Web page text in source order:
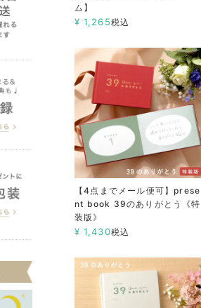
ム】
¥ 1,265税込
【4点までメール便可】prese
nt book 39のありがとう《特
装版》
¥ 1,430税込